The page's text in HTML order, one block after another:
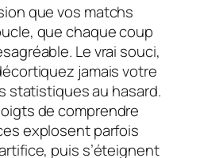
que vos matchs
que chaque coup
Le vrai souci,
jamais votre
statistiques au hasard.
de comprendre
explosent parfois
puis s’éteignent